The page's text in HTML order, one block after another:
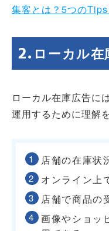
集客とは？5つの
ローカル
ローカル在庫広告に
運用するために理解
店舗の在庫状
オンライン上
店舗で商品の
画像やショッ